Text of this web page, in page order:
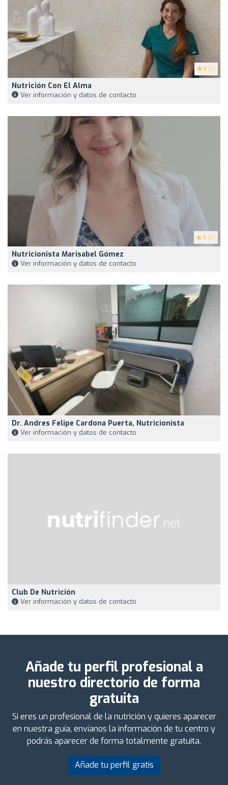
5 (2)
Nutrición Con El Alma
Ver información y datos de contacto
5 (5)
Nutricionista Marisabel Gómez
Ver información y datos de contacto
Dr. Andres Felipe Cardona Puerta, Nutricionista
Ver información y datos de contacto
Club De Nutrición
Ver información y datos de contacto
Añade tu perfil profesional a
nuestro directorio de forma
gratuita
Si eres un profesional de la nutrición y quieres aparecer
en nuestra guía, envíanos la información de tu centro y
podrás aparecer de forma totalmente gratuita.
Añade tu perfil gratis